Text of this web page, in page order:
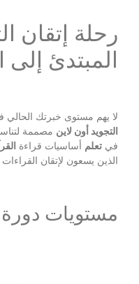
رحلة إتقان
المبتدئ
لا يهم مستوى خبرتك الحالي
التجويد أون لاين مصممة
في تعلم أساسيات قراءة
الذين يسعون لإتقان
مستويات دورة